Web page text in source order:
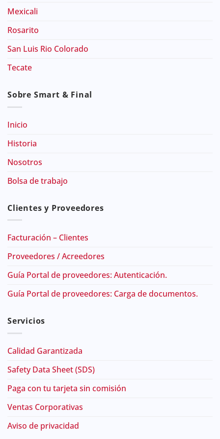
Mexicali
Rosarito
San Luis Rio Colorado
Tecate
Sobre Smart & Final
Inicio
Historia
Nosotros
Bolsa de trabajo
Clientes y Proveedores
Facturación – Clientes
Proveedores / Acreedores
Guía Portal de proveedores: Autenticación.
Guía Portal de proveedores: Carga de documentos.
Servicios
Calidad Garantizada
Safety Data Sheet (SDS)
Paga con tu tarjeta sin comisión
Ventas Corporativas
Aviso de privacidad